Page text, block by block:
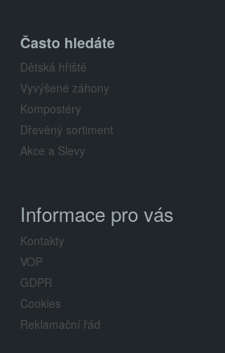
Často hledáte
Dětská hřiště
Vyvýšené záhony
Kompostéry
Dřevěný sortiment
Akce a Slevy
Informace pro vás
Kontakty
VOP
GDPR
Cookies
Reklamační řád